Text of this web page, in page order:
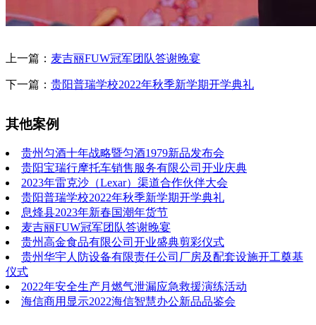
上一篇： 麦吉丽FUW冠军团队答谢晚宴
下一篇： 贵阳普瑞学校2022年秋季新学期开学典礼
其他案例
贵州匀酒十年战略暨匀酒1979新品发布会
贵阳宝瑞行摩托车销售服务有限公司开业庆典
2023年雷克沙（Lexar）渠道合作伙伴大会
贵阳普瑞学校2022年秋季新学期开学典礼
息烽县2023年新春国潮年货节
麦吉丽FUW冠军团队答谢晚宴
贵州高金食品有限公司开业盛典剪彩仪式
贵州华宇人防设备有限责任公司厂房及配套设施开工奠基
仪式
2022年安全生产月燃气泄漏应急救援演练活动
海信商用显示2022海信智慧办公新品品鉴会